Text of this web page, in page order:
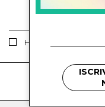
Ho letto ed